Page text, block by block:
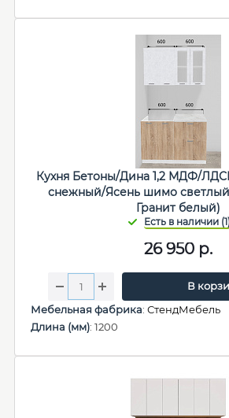
Кухня Бетоны/Дина 1,2 МДФ/
снежный/Ясень шимо
Гранит белый)
26 950р.
В
Мебельная фабрика: СтендМебель
Длина (мм): 1200